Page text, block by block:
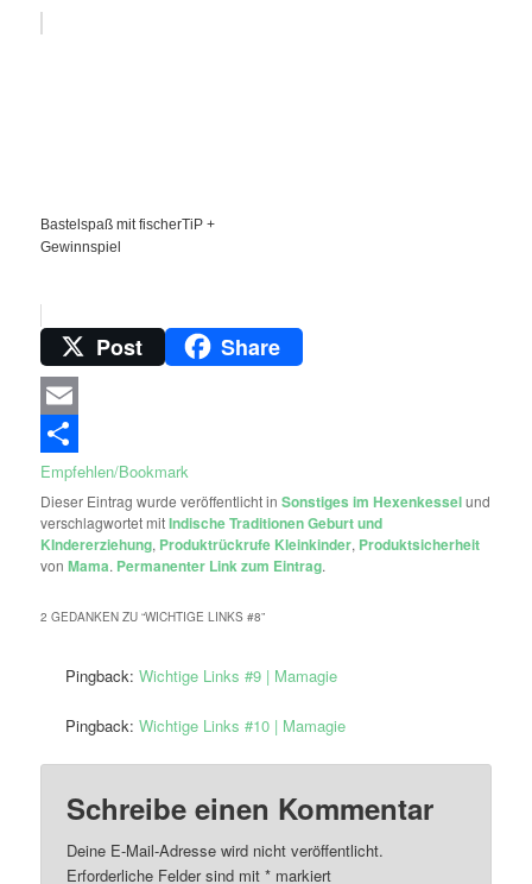
Bastelspaß mit fischerTiP +
Gewinnspiel
Post Share
Email
Empfehlen/Bookmark
Dieser Eintrag wurde veröffentlicht inSonstiges im Hexenkesselund
verschlagwortet mitIndische Traditionen Geburt und
KIndererziehung, Produktrückrufe Kleinkinder, Produktsicherheit
vonMama. Permanenter Link zum Eintrag.
2 GEDANKEN ZU “WICHTIGE LINKS #8”
Pingback:Wichtige Links #9 | Mamagie
Pingback:Wichtige Links #10 | Mamagie
Schreibe einen Kommentar
Deine E-Mail-Adresse wird nicht veröffentlicht.
Erforderliche Felder sind mit* markiert